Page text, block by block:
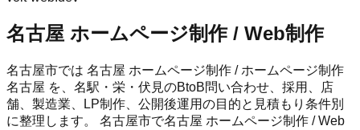
名古屋 ホームページ制作 / Web制作
名古屋市では 名古屋 ホームページ制作 / ホームページ制作
名古屋 を、名駅・栄・伏見のBtoB問い合わせ、採用、店
舗、製造業、LP制作、公開後運用の目的と見積もり条件別
に整理します。 名古屋市で名古屋 ホームページ制作 / Web